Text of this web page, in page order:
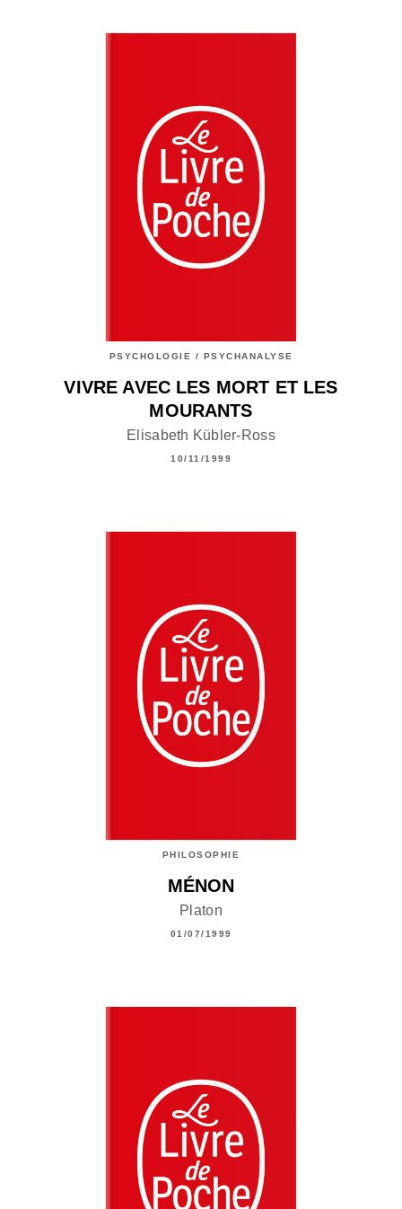
PSYCHOLOGIE / PSYCHANALYSE
VIVRE AVEC LES MORT ET LES
MOURANTS
Elisabeth Kübler-Ross
10/11/1999
PHILOSOPHIE
MÉNON
Platon
01/07/1999